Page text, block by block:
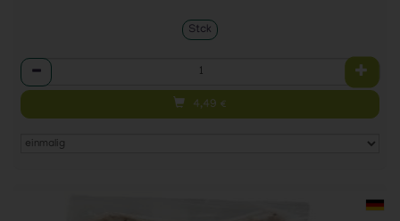
Stck
Anzahl
4,49 €